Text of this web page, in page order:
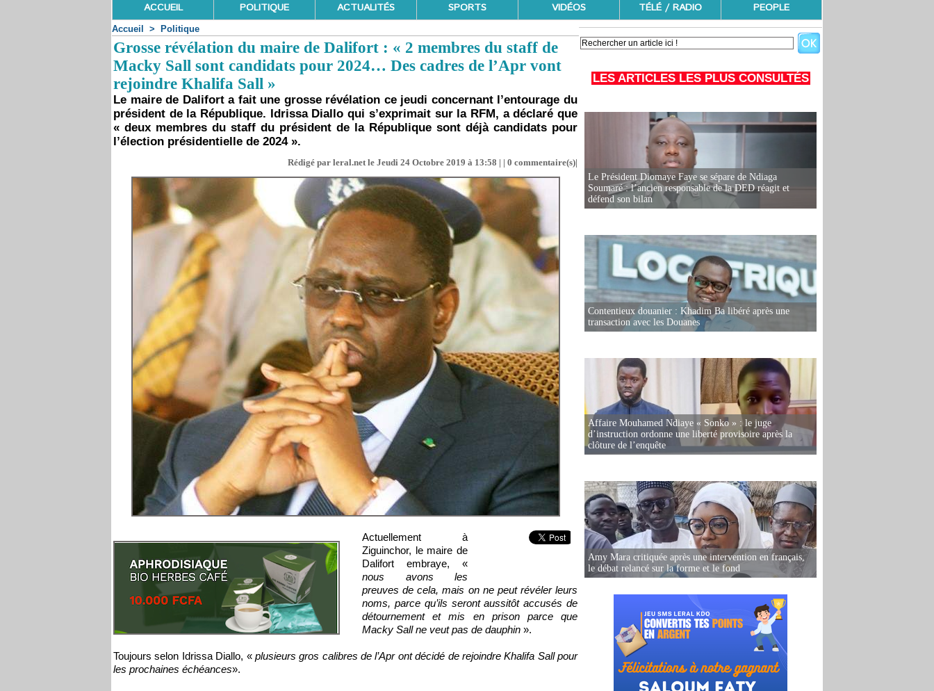
ACCUEIL POLITIQUE ACTUALITÉS SPORTS VIDÉOS TÉLÉ / RADIO PEOPLE
Accueil > Politique
Grosse révélation du maire de Dalifort : « 2 membres du staff de
Macky Sall sont candidats pour 2024… Des cadres de l’Apr vont
rejoindre Khalifa Sall »
Le maire de Dalifort a fait une grosse révélation ce jeudi concernant l’entourage du
président de la République. Idrissa Diallo qui s’exprimait sur la RFM, a déclaré que
« deux membres du staff du président de la République sont déjà candidats pour
l’élection présidentielle de 2024 ».
Rédigé par leral.net le Jeudi 24 Octobre 2019 à 13:58 | | 0 commentaire(s)|
Actuellement à
Ziguinchor, le maire de
Dalifort embraye, «
nous avons les
preuves de cela, mais on ne peut révéler leurs
noms, parce qu’ils seront aussitôt accusés de
détournement et mis en prison parce que
Macky Sall ne veut pas de dauphin ».
Toujours selon Idrissa Diallo, « plusieurs gros calibres de l’Apr ont décidé de rejoindre Khalifa Sall pour
les prochaines échéances».
LES ARTICLES LES PLUS CONSULTÉS
Le Président Diomaye Faye se sépare de Ndiaga
Soumaré : l’ancien responsable de la DED réagit et
défend son bilan
Contentieux douanier : Khadim Ba libéré après une
transaction avec les Douanes
Affaire Mouhamed Ndiaye « Sonko » : le juge
d’instruction ordonne une liberté provisoire après la
clôture de l’enquête
Amy Mara critiquée après une intervention en français,
le débat relancé sur la forme et le fond